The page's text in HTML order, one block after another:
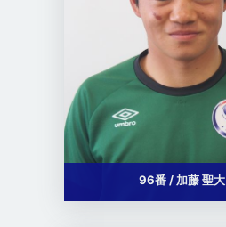
96番 / 加藤 聖大